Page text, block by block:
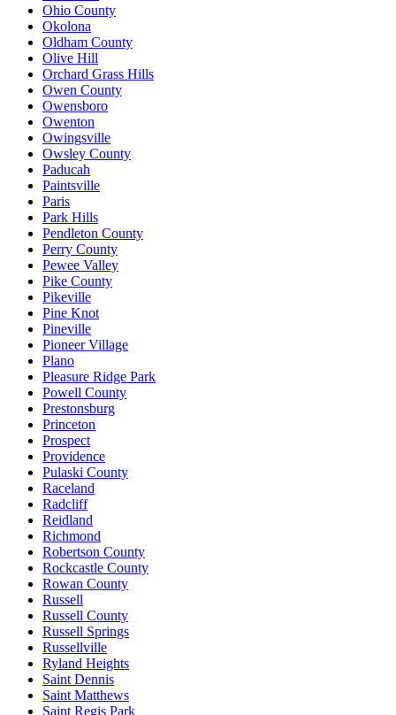
Ohio County
Okolona
Oldham County
Olive Hill
Orchard Grass Hills
Owen County
Owensboro
Owenton
Owingsville
Owsley County
Paducah
Paintsville
Paris
Park Hills
Pendleton County
Perry County
Pewee Valley
Pike County
Pikeville
Pine Knot
Pineville
Pioneer Village
Plano
Pleasure Ridge Park
Powell County
Prestonsburg
Princeton
Prospect
Providence
Pulaski County
Raceland
Radcliff
Reidland
Richmond
Robertson County
Rockcastle County
Rowan County
Russell
Russell County
Russell Springs
Russellville
Ryland Heights
Saint Dennis
Saint Matthews
Saint Regis Park